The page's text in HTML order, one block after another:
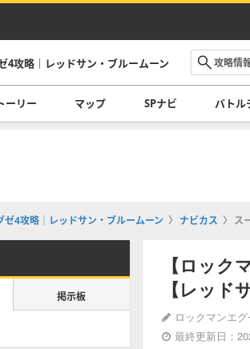
4攻略｜レッドサン・ブルームーン
ーリー マップ SPナビ バトル
ゼ4攻略｜レッドサン・ブルームーン ナビカス ス
【ロック
【レッド
ロックマンエ
最終更新日：
掲示板